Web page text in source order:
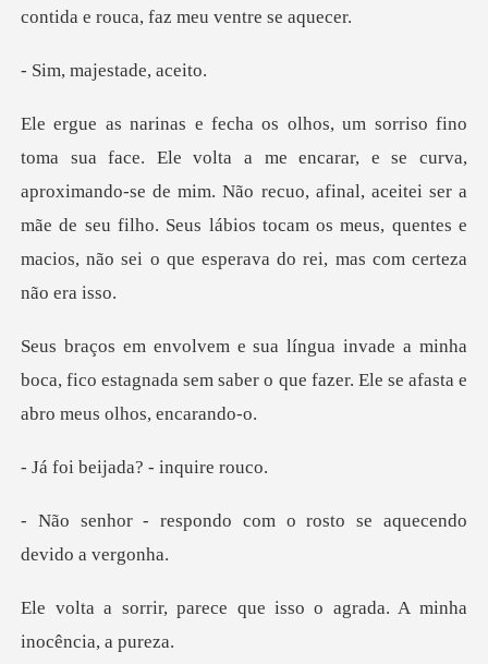
contida e r
ajestade
se curva,
aproximando-se de mim. Não recuo, afinal, aceitei ser a
mãe de seu filho. Seus lábio
inha
boca, fico estagnada sem saber o que fazer
ijada? - in
o com o rosto se aquec
ce que isso o agrada. A